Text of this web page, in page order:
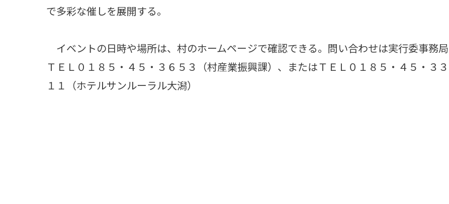
で多彩な催しを展開する。
イベントの日時や場所は、村のホームページで確認できる。問い合わせは実行委事務局
ＴＥＬ０１８５・４５・３６５３（村産業振興課）、またはＴＥＬ０１８５・４５・３３
１１（ホテルサンルーラル大潟）